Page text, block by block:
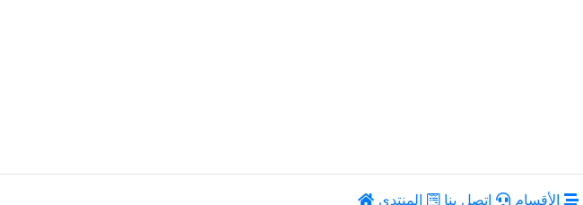
الأقسام إتصل بنا المنتدى